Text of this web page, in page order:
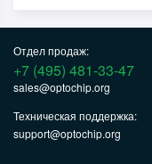
Отдел продаж:
+7 (495) 481-33-47
sales@optochip.org
Техническая поддержка:
support@optochip.org